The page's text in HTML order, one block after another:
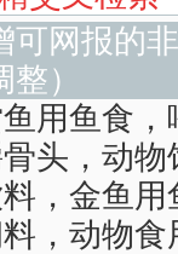
可网报的
）
用鱼食
头，动
，金鱼
，动物